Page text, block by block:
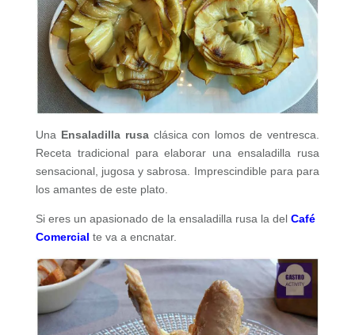
Una Ensaladilla rusaclásica con lomos de ventresca.
Receta tradicional para elaborar una ensaladilla rusa
sensacional, jugosa y sabrosa. Imprescindible para para
los amantes de este plato.
Si eres un apasionado de la ensaladilla rusa la del Café
Comercial te va a encnatar.